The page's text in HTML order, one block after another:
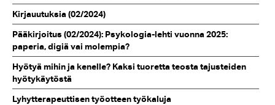
Kirjauutuksia (02/2024)
Pääkirjoitus (02/2024): Psykologia-lehti vuonna 2025:
paperia, digiä vai molempia?
Hyötyä mihin ja kenelle? Kaksi tuoretta teosta tajusteiden
hyötykäytöstä
Lyhytterapeuttisen työotteen työkaluja